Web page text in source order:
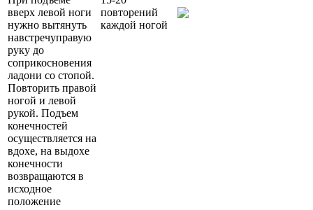
вверх левой ноги
нужно вытянуть
навстречуправую
руку до
соприкосновения
ладони со стопой.
Повторить правой
ногой и левой
рукой. Подъем
конечностей
осуществляется на
вдохе, на выдохе
конечности
возвращаются в
исходное
положение
повторений
каждой ногой